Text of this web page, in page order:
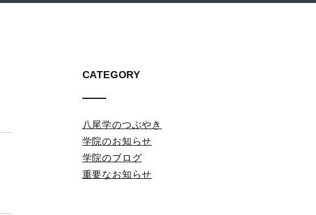
CATEGORY
八尾学のつぶやき
学院のお知らせ
学院のブログ
重要なお知らせ